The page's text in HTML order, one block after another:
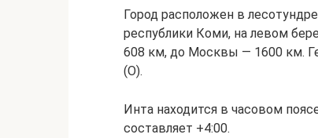
Город расположен в
республики Коми, на левом
608 км, до Москвы — 1600 км.
(O).
Инта находится в часовом
составляет +4:00.